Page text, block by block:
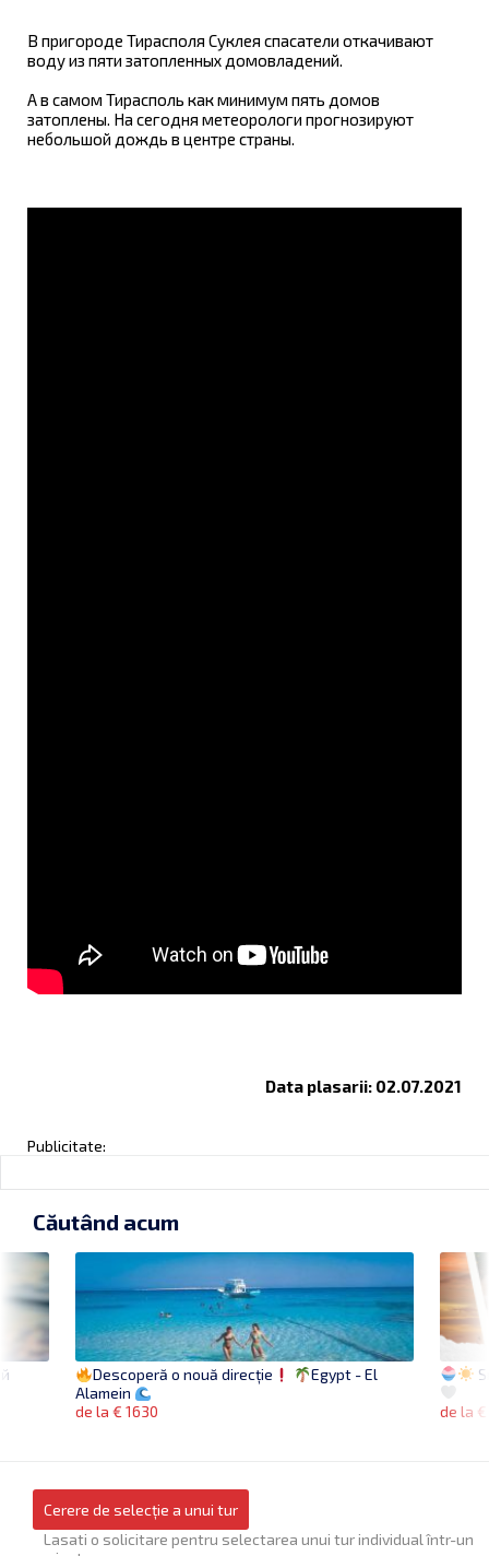
В пригороде Тирасполя Суклея спасатели откачивают
воду из пяти затопленных домовладений.
А в самом Тирасполь как минимум пять домов
затоплены. На сегодня метеорологи прогнозируют
небольшой дождь в центре страны.
Data plasarii: 02.07.2021
Publicitate:
de la €
Căutând acum
Descoperă o nouă direcție
Egypt - El
Alamein
de la € 1630
Cerere de selecție a unui tur
Lasati o solicitare pentru selectarea unui tur individual într-un